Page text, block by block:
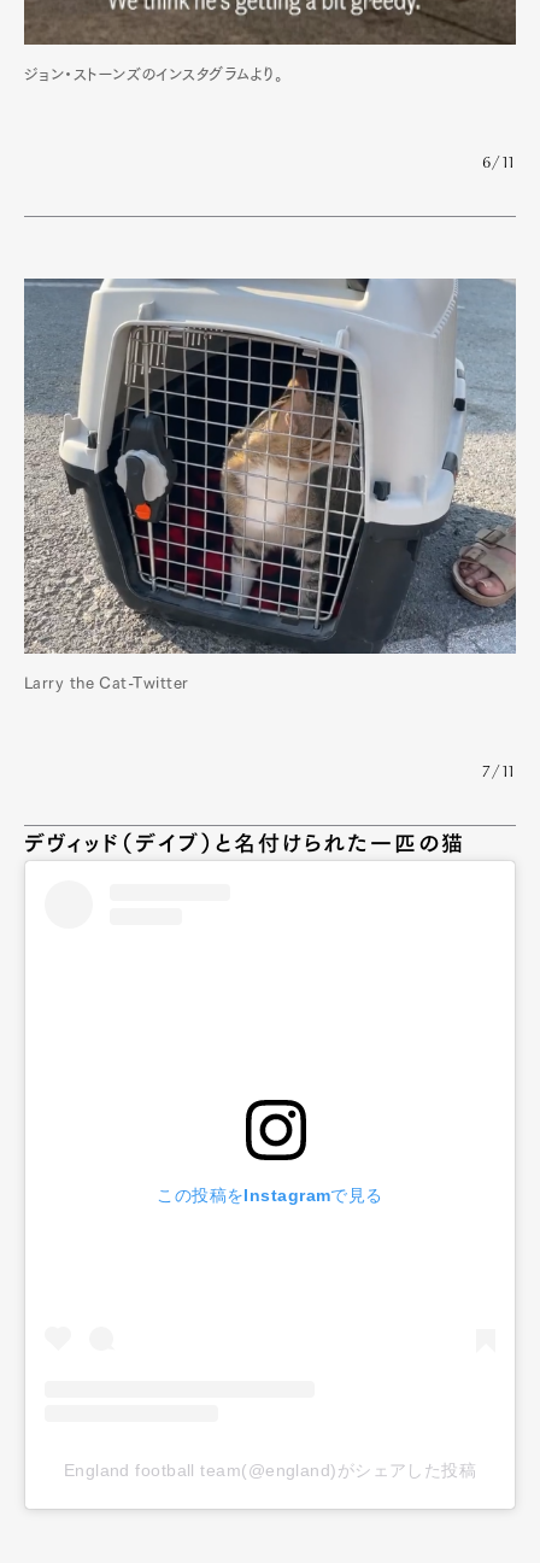
ProductCultureLifestyle
Pen Membership
Magazine
Official Columnist
About
Contact
Pen Meet
Pen international Pen tw
ジョン・ストーンズのインスタグラムより。
6/11
Larry the Cat-Twitter
7/11
デヴィッド（デイブ）と名付けられた一匹の猫
この投稿をInstagramで見る
England football team(@england)がシェアした投稿